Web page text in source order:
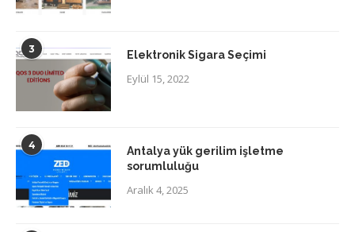
3 Elektronik Sigara Seçimi
Eylül 15, 2022
4
Antalya yük gerilim işletme
sorumluluğu
Aralık 4, 2025